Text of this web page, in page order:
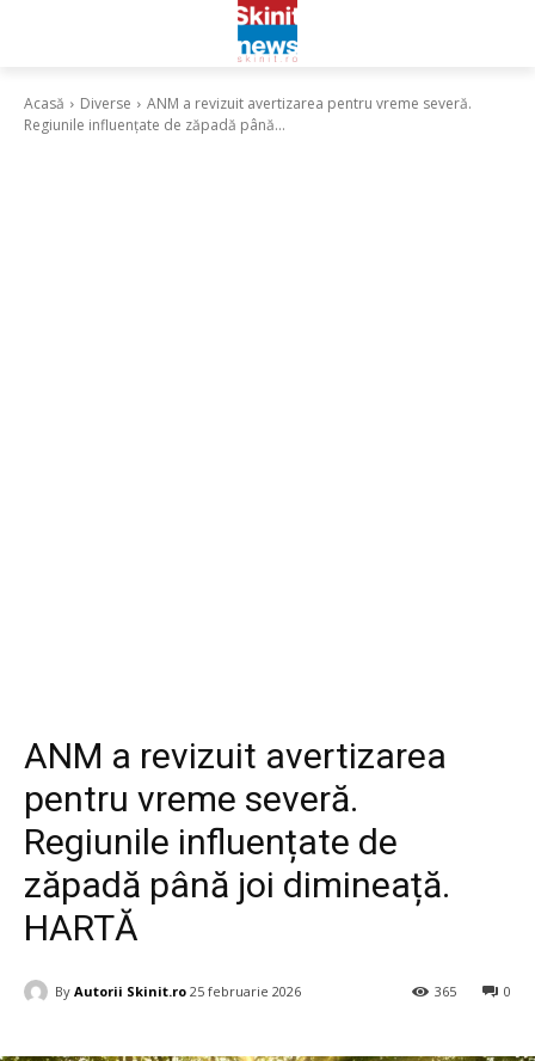
Acasă Diverse
ANM a revizuit avertizarea pentru vreme severă.
Regiunile influențate de zăpadă până...
ANM a revizuit avertizarea
pentru vreme severă.
Regiunile influențate de
zăpadă până joi dimineață.
HARTĂ
By Autorii Skinit.ro 25 februarie 2026 0
365